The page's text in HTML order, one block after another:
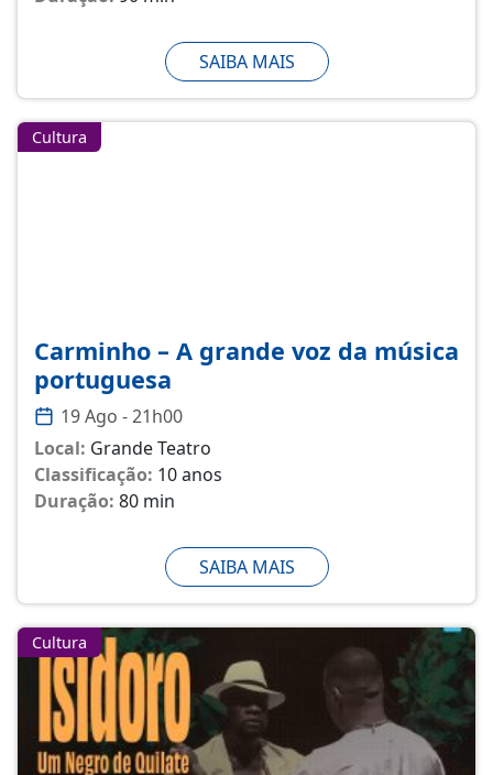
SAIBA MAIS
Cultura
Carminho – A grande voz da música
portuguesa
19 Ago - 21h00
Local: Grande Teatro
Classificação: 10 anos
Duração: 80 min
SAIBA MAIS
Cultura